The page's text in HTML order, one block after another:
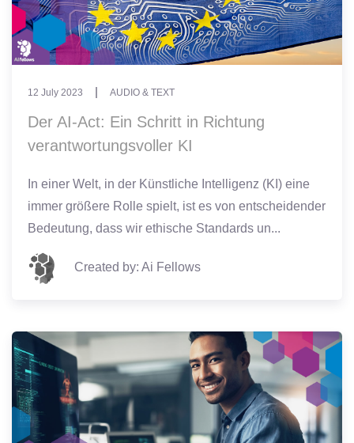
12 July 2023 AUDIO & TEXT
Der AI-Act: Ein Schritt in Richtung
verantwortungsvoller KI
In einer Welt, in der Künstliche Intelligenz (KI) eine
immer größere Rolle spielt, ist es von entscheidender
Bedeutung, dass wir ethische Standards un...
Created by: Ai Fellows